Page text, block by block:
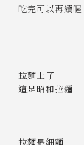
吃完可以再續喔
拉麵上了
這是昭和拉麵
拉麵是細麵